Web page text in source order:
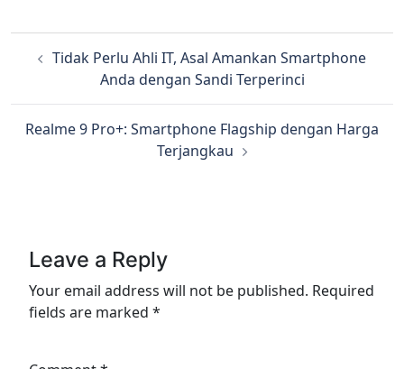
Tidak Perlu Ahli IT, Asal Amankan Smartphone
Anda dengan Sandi Terperinci
Realme 9 Pro+: Smartphone Flagship dengan Harga
Terjangkau
Leave a Reply
Your email address will not be published. Required
fields are marked *